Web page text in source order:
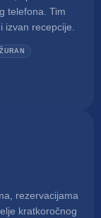
telefona. Tim
recepcije.
rezervacijama
kratkoročnog